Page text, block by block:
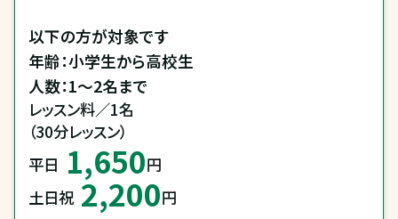
以下の方が対象です
年齢：小学生から高校生
人数：1～2名まで
レッスン料／1名
（30分レッスン）
平日 1,650円
土日祝 2,200円